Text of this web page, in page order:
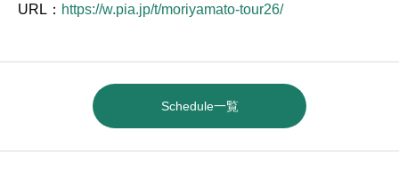
URL： https://w.pia.jp/t/moriyamato-tour26/
Schedule一覧